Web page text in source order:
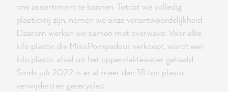
ons assortiment te bannen. Totdat we volledig
plasticvrij zijn, nemen we onze verantwoordelijkheid.
Daarom werken we samen met everwave: Voor elke
kilo plastic die MissPompadour verkoopt, wordt een
kilo plastic afval uit het oppervlaktewater gehaald.
Sinds juli 2022 is er al meer dan 18 ton plastic
verwijderd en gerecycled.